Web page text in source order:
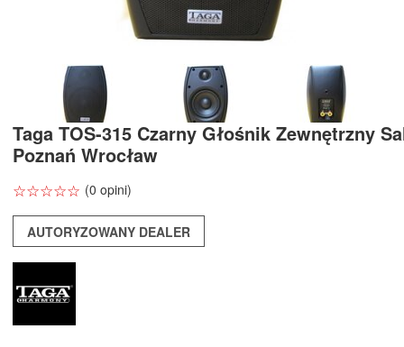
Taga TOS-315 Czarny Głośnik Zewnętrzny
Poznań Wrocław
☆☆☆☆☆
★★★★★ (0 opini)
AUTORYZOWANY DEALER